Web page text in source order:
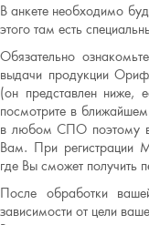
В анкете необходимо
этого там есть
Обязательно
выдачи продукции
(он представлен ниже,
посмотрите в
в любом СПО поэтому
Вам. При регистрации
где Вы сможет получить
После обработки
зависимости от цели